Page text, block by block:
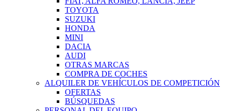
TOYOTA
SUZUKI
HONDA
MINI
DACIA
AUDI
OTRAS MARCAS
COMPRA DE COCHES
ALQUILER DE VEHÍCULOS DE COMPETICIÓN
OFERTAS
BÚSQUEDAS